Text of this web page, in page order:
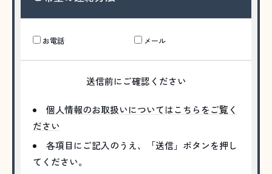
お電話 メール
送信前にご確認ください
個人情報のお取扱いについてはこちらをご覧く
ださい
各項目にご記入のうえ、「送信」ボタンを押し
てください。